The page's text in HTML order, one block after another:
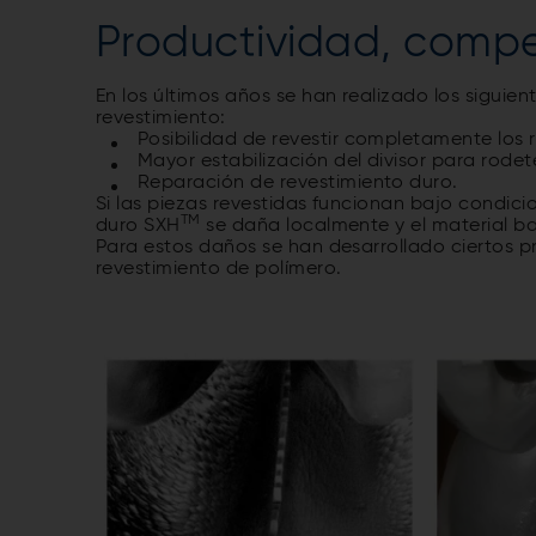
Productividad,
En los últimos años se han realizado los
revestimiento:
Posibilidad de revestir completamente los
Mayor estabilización del divisor para
Reparación de revestimiento duro.
Si las piezas revestidas funcionan bajo
duro SXH TM se daña localmente y el material
Para estos daños se han desarrollado ciertos
revestimiento de polímero.